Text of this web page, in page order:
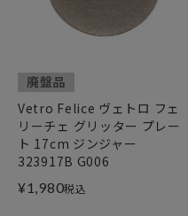
廃盤品
Vetro Felice ヴェトロ フェ
リーチェ グリッター プレー
ト 17cm ジンジャー
323917B G006
¥1,980税込